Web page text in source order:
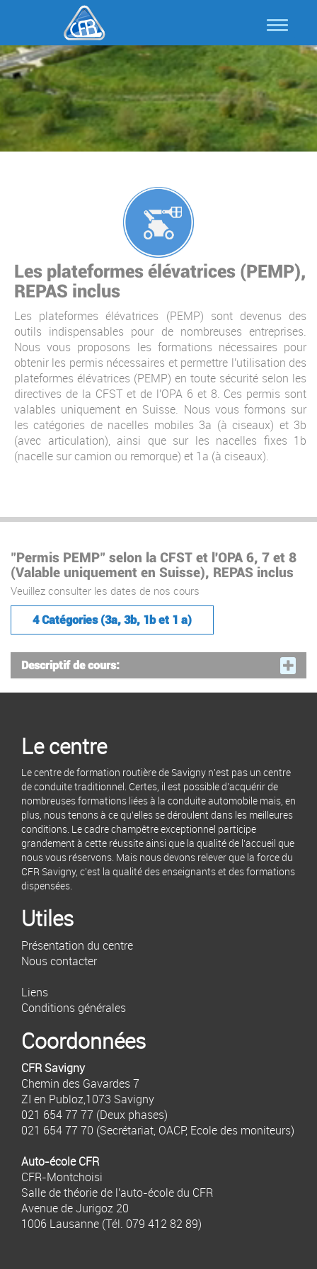
Les plateformes élévatrices (PEMP),
REPAS inclus
Les plateformes élévatrices (PEMP) sont devenus des
outils indispensables pour de nombreuses entreprises.
Nous vous proposons les formations nécessaires pour
obtenir les permis nécessaires et permettre l'utilisation des
plateformes élévatrices (PEMP) en toute sécurité selon les
directives de la CFST et de l'OPA 6 et 8. Ces permis sont
valables uniquement en Suisse. Nous vous formons sur
les catégories de nacelles mobiles 3a (à ciseaux) et 3b
(avec articulation), ainsi que sur les nacelles fixes 1b
(nacelle sur camion ou remorque) et 1a (à ciseaux).
"Permis PEMP" selon la CFST et l'OPA 6, 7 et 8
(Valable uniquement en Suisse), REPAS inclus
Veuillez consulter les dates de nos cours
4 Catégories (3a, 3b, 1b et 1 a)
Descriptif de cours:
Le centre
Le centre de formation routière de Savigny n'est pas un centre
de conduite traditionnel. Certes, il est possible d'acquérir de
nombreuses formations liées à la conduite automobile mais, en
plus, nous tenons à ce qu'elles se déroulent dans les meilleures
conditions. Le cadre champêtre exceptionnel participe
grandement à cette réussite ainsi que la qualité de l'accueil que
nous vous réservons. Mais nous devons relever que la force du
CFR Savigny, c'est la qualité des enseignants et des formations
dispensées.
Utiles
Présentation du centre
Nous contacter
Liens
Conditions générales
Coordonnées
CFR Savigny
Chemin des Gavardes 7
ZI en Publoz,1073 Savigny
021 654 77 77 (Deux phases)
021 654 77 70 (Secrétariat, OACP, Ecole des moniteurs)
Auto-école CFR
CFR-Montchoisi
Salle de théorie de l'auto-école du CFR
Avenue de Jurigoz 20
1006 Lausanne (Tél. 079 412 82 89)